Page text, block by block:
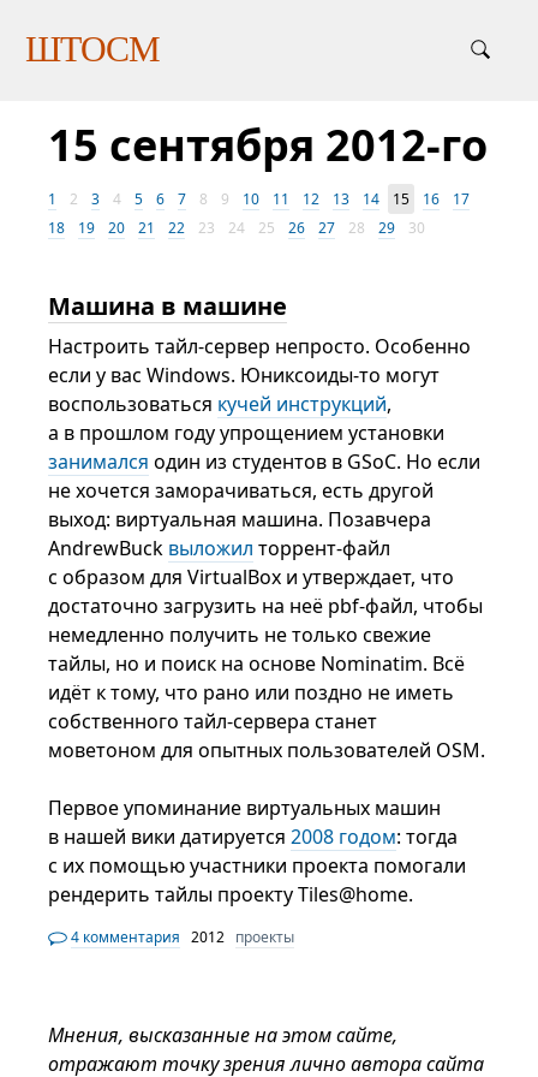
ШТОСМ
15 сентября 2012-го
1 2 3 4 5 6 7 8 9 10 11 12 13 14 15 16
17
18
19 20 21 22 23 24 25 26 27 28 29 30
Машина в машине
Настроить тайл-сервер непросто. Особенно
если у вас Windows. Юниксоиды-то могут
воспользоваться кучей инструкций,
а в прошлом году упрощением установки
занимался один из студентов в GSoC. Но если
не хочется заморачиваться, есть другой
выход: виртуальная машина. Позавчера
AndrewBuck выложил торрент-файл
с образом для VirtualBox и утверждает, что
достаточно загрузить на неё pbf-файл, чтобы
немедленно получить не только свежие
тайлы, но и поиск на основе Nominatim. Всё
идёт к тому, что рано или поздно не иметь
собственного тайл-сервера станет
моветоном для опытных пользователей OSM.
Первое упоминание виртуальных машин
в нашей вики датируется2008 годом: тогда
с их помощью участники проекта помогали
рендерить тайлы проекту Tiles@home.
4 комментария 2012 проекты
Мнения, высказанные на этом сайте,
отражают точку зрения лично автора сайта